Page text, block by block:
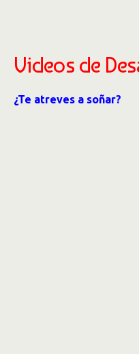
Videos de
¿Te atreves a soñar?